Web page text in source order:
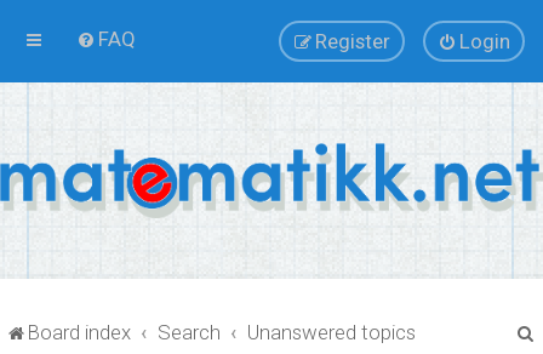
FAQ Login
Register
Board index Search Unanswered topics